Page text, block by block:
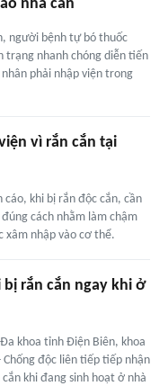
nhà cắn
người bệnh tự bó thuốc
trạng nhanh chóng diễn tiến
phải nhập viện trong
vì rắn cắn tại
cáo, khi bị rắn độc cắn, cần
cách nhằm làm chậm
xâm nhập vào cơ thể.
rắn cắn ngay khi ở
khoa tỉnh Điện Biên, khoa
Chống độc liên tiếp tiếp nhận
khi đang sinh hoạt ở nhà